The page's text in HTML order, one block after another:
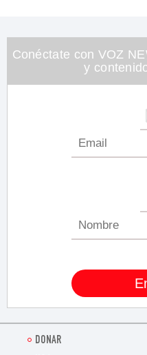
Conéctate con VOZ
y
DONAR